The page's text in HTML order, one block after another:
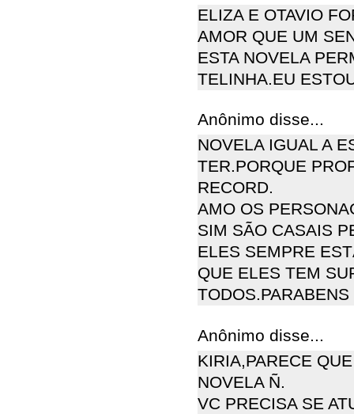
ELIZA E OTAVIO
AMOR QUE UM
ESTA NOVELA
TELINHA.EU
Anônimo disse...
NOVELA IGUAL A
TER.PORQUE
RECORD.
AMO OS
SIM SÃO CASAIS
ELES SEMPRE
QUE ELES TEM
Anônimo disse...
KIRIA,PARECE
NOVELA Ñ.
VC PRECISA SE